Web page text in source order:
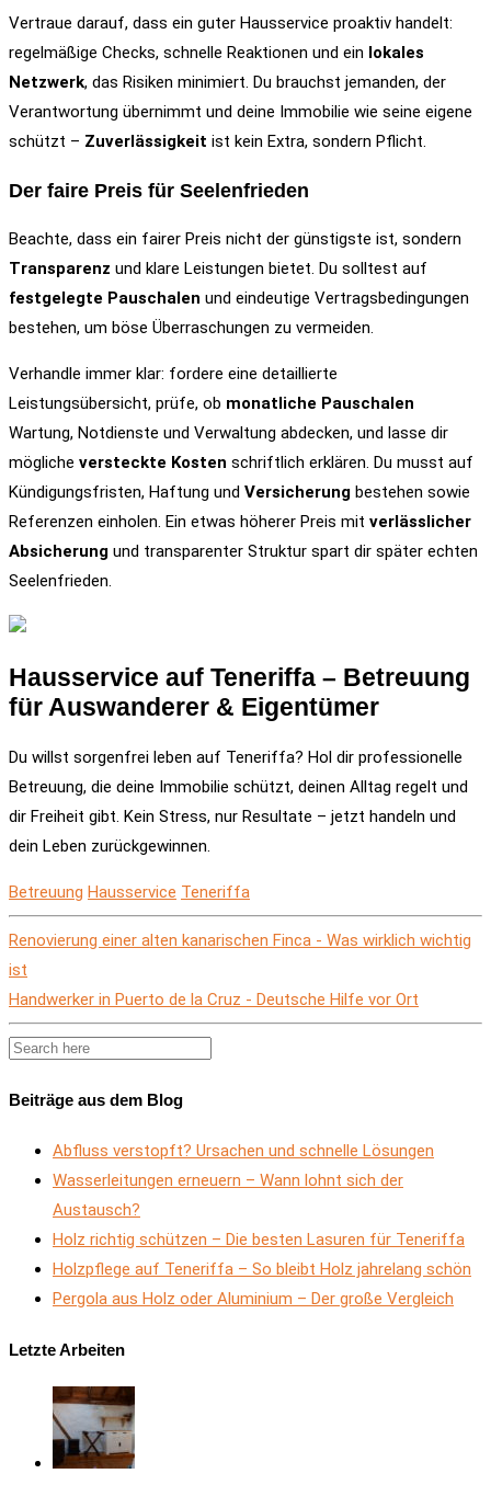
Vertraue darauf, dass ein guter Hausservice proaktiv handelt:
regelmäßige Checks, schnelle Reaktionen und ein lokales
Netzwerk, das Risiken minimiert. Du brauchst jemanden, der
Verantwortung übernimmt und deine Immobilie wie seine eigene
schützt – Zuverlässigkeit ist kein Extra, sondern Pflicht.
Der faire Preis für Seelenfrieden
Beachte, dass ein fairer Preis nicht der günstigste ist, sondern
Transparenz und klare Leistungen bietet. Du solltest auf
festgelegte Pauschalen und eindeutige Vertragsbedingungen
bestehen, um böse Überraschungen zu vermeiden.
Verhandle immer klar: fordere eine detaillierte
Leistungsübersicht, prüfe, ob monatliche Pauschalen
Wartung, Notdienste und Verwaltung abdecken, und lasse dir
mögliche versteckte Kosten schriftlich erklären. Du musst auf
Kündigungsfristen, Haftung und Versicherung bestehen sowie
Referenzen einholen. Ein etwas höherer Preis mit verlässlicher
Absicherung und transparenter Struktur spart dir später echten
Seelenfrieden.
Hausservice auf Teneriffa – Betreuung
für Auswanderer & Eigentümer
Du willst sorgenfrei leben auf Teneriffa? Hol dir professionelle
Betreuung, die deine Immobilie schützt, deinen Alltag regelt und
dir Freiheit gibt. Kein Stress, nur Resultate – jetzt handeln und
dein Leben zurückgewinnen.
Betreuung Hausservice Teneriffa
Renovierung einer alten kanarischen Finca - Was wirklich wichtig
ist
Handwerker in Puerto de la Cruz - Deutsche Hilfe vor Ort
Beiträge aus dem Blog
Abfluss verstopft? Ursachen und schnelle Lösungen
Wasserleitungen erneuern – Wann lohnt sich der
Austausch?
Holz richtig schützen – Die besten Lasuren für Teneriffa
Holzpflege auf Teneriffa – So bleibt Holz jahrelang schön
Pergola aus Holz oder Aluminium – Der große Vergleich
Letzte Arbeiten